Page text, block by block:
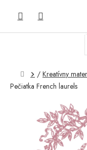
Domov
/ Kreatívny
Pečiatka French laurels